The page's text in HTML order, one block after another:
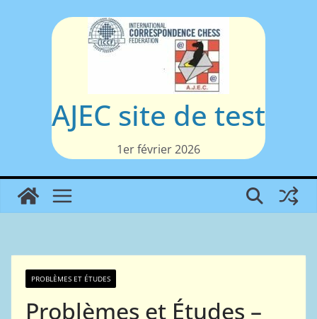
AJEC site de test
1er février 2026
PROBLÈMES ET ÉTUDES
Problèmes et Études –